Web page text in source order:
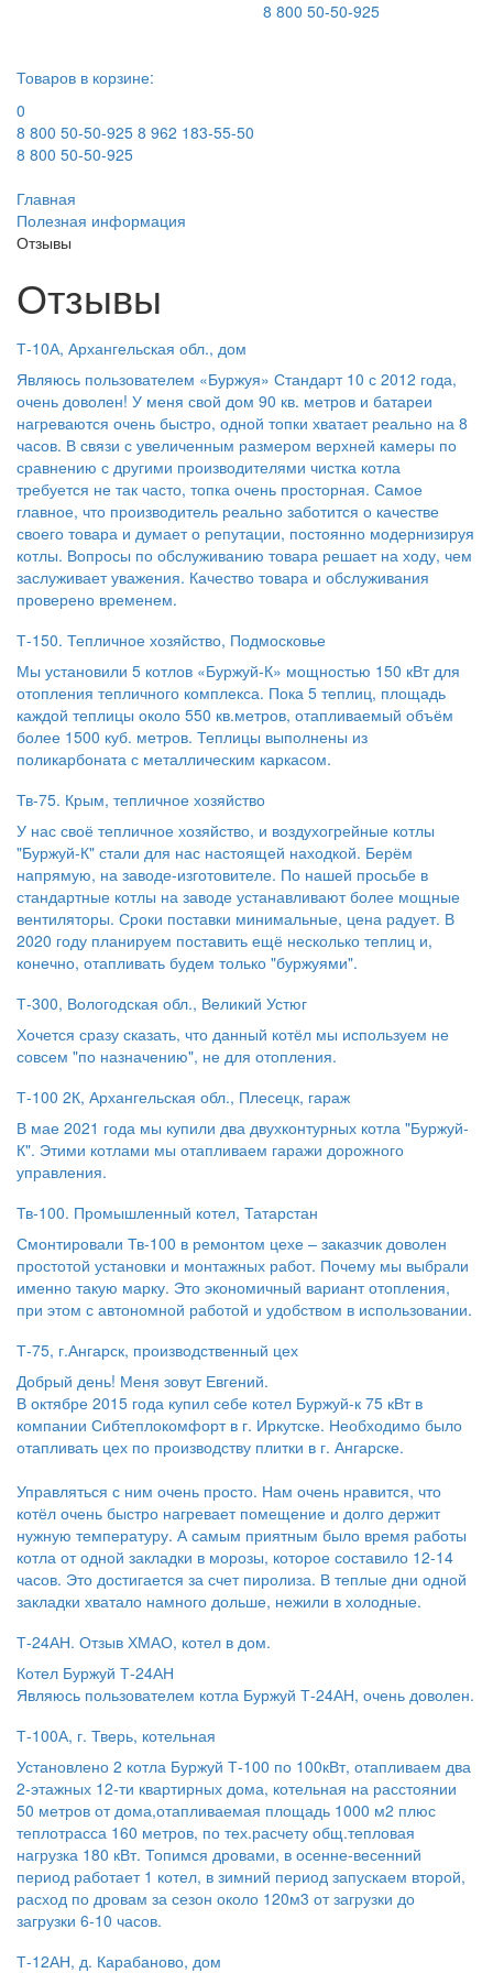
8 800 50-50-925
Товаров в корзине:
0
8 800 50-50-925 8 962 183-55-50
8 800 50-50-925
Главная
Полезная информация
Отзывы
Отзывы
Т-10А, Архангельская обл., дом
Являюсь пользователем «Буржуя» Стандарт 10 с 2012 года,
очень доволен! У меня свой дом 90 кв. метров и батареи
нагреваются очень быстро, одной топки хватает реально на 8
часов. В связи с увеличенным размером верхней камеры по
сравнению с другими производителями чистка котла
требуется не так часто, топка очень просторная. Самое
главное, что производитель реально заботится о качестве
своего товара и думает о репутации, постоянно модернизируя
котлы. Вопросы по обслуживанию товара решает на ходу, чем
заслуживает уважения. Качество товара и обслуживания
проверено временем.
Т-150. Тепличное хозяйство, Подмосковье
Мы установили 5 котлов «Буржуй-К» мощностью 150 кВт для
отопления тепличного комплекса. Пока 5 теплиц, площадь
каждой теплицы около 550 кв.метров, отапливаемый объём
более 1500 куб. метров. Теплицы выполнены из
поликарбоната с металлическим каркасом.
Тв-75. Крым, тепличное хозяйство
У нас своё тепличное хозяйство, и воздухогрейные котлы
"Буржуй-К" стали для нас настоящей находкой. Берём
напрямую, на заводе-изготовителе. По нашей просьбе в
стандартные котлы на заводе устанавливают более мощные
вентиляторы. Сроки поставки минимальные, цена радует. В
2020 году планируем поставить ещё несколько теплиц и,
конечно, отапливать будем только "буржуями".
Т-300, Вологодская обл., Великий Устюг
Хочется сразу сказать, что данный котёл мы используем не
совсем "по назначению", не для отопления.
Т-100 2К, Архангельская обл., Плесецк, гараж
В мае 2021 года мы купили два двухконтурных котла "Буржуй-
К". Этими котлами мы отапливаем гаражи дорожного
управления.
Тв-100. Промышленный котел, Татарстан
Смонтировали Тв-100 в ремонтом цехе – заказчик доволен
простотой установки и монтажных работ. Почему мы выбрали
именно такую марку. Это экономичный вариант отопления,
при этом с автономной работой и удобством в использовании.
Т-75, г.Ангарск, производственный цех
Добрый день! Меня зовут Евгений.
В октябре 2015 года купил себе котел Буржуй-к 75 кВт в
компании Сибтеплокомфорт в г. Иркутске. Необходимо было
отапливать цех по производству плитки в г. Ангарске.
Управляться с ним очень просто. Нам очень нравится, что
котёл очень быстро нагревает помещение и долго держит
нужную температуру. А самым приятным было время работы
котла от одной закладки в морозы, которое составило 12-14
часов. Это достигается за счет пиролиза. В теплые дни одной
закладки хватало намного дольше, нежили в холодные.
Т-24АН. Отзыв ХМАО, котел в дом.
Котел Буржуй Т-24АН
Являюсь пользователем котла Буржуй Т-24АН, очень доволен.
Т-100А, г. Тверь, котельная
Установлено 2 котла Буржуй Т-100 по 100кВт, отапливаем два
2-этажных 12-ти квартирных дома, котельная на расстоянии
50 метров от дома,отапливаемая площадь 1000 м2 плюс
теплотрасса 160 метров, по тех.расчету общ.тепловая
нагрузка 180 кВт. Топимся дровами, в осенне-весенний
период работает 1 котел, в зимний период запускаем второй,
расход по дровам за сезон около 120м3 от загрузки до
загрузки 6-10 часов.
Т-12АН, д. Карабаново, дом